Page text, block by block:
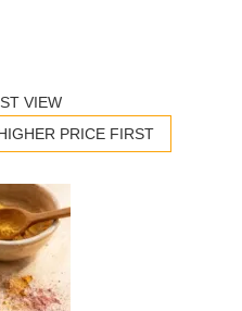
VIEW
PRICE FIRST